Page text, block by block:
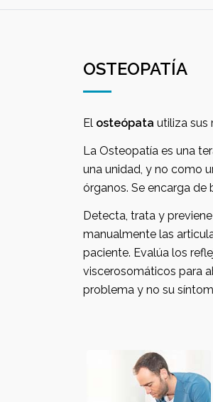
OSTEOPATÍA
El osteópata
La Osteopatía es una terapia que entiende el cuerpo humano como
una unidad, y no como un conjunto
Detecta, trata y previene problemas de salud manipulando
manualmente las articulaciones,
paciente. Evalúa los reflejos
viscerosomáticos para
problema y no su